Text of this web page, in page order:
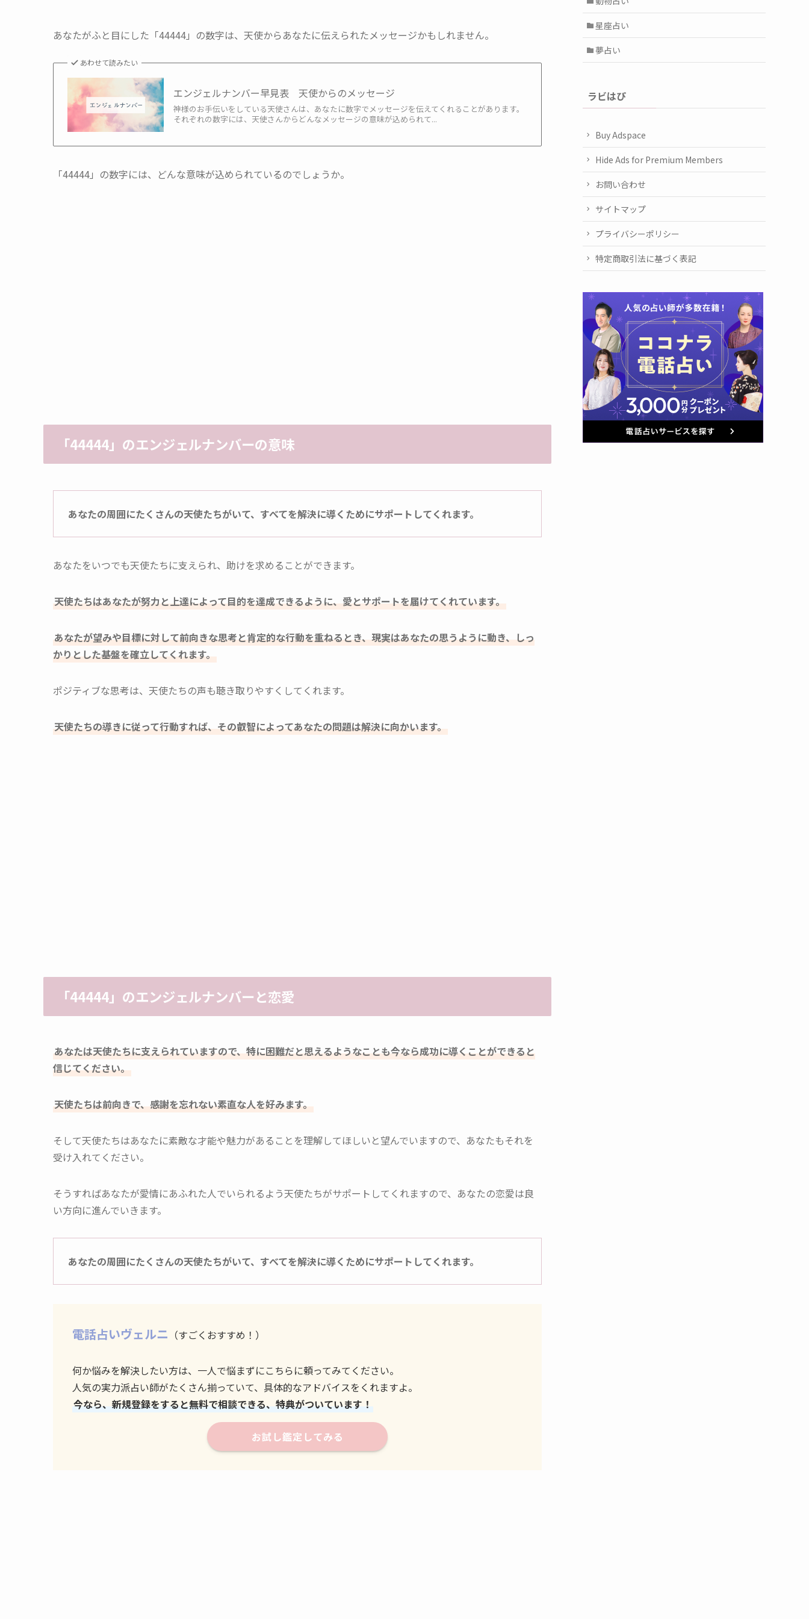
あなたがふと目にした「44444」の数字は、天使からあなたに伝えられたメッセージかもしれません。
あわせて読みたい
エンジェルナンバー早見表 天使からのメッセージ
神様のお手伝いをしている天使さんは、あなたに数字でメッセージを伝えてくれることがあります。
それぞれの数字には、天使さんからどんなメッセージの意味が込められて...
「44444」の数字には、どんな意味が込められているのでしょうか。
「44444」のエンジェルナンバーの意味
あなたの周囲にたくさんの天使たちがいて、すべてを解決に導くためにサポートしてくれます。
あなたをいつでも天使たちに支えられ、助けを求めることができます。
天使たちはあなたが努力と上達によって目的を達成できるように、愛とサポートを届けてくれています。
あなたが望みや目標に対して前向きな思考と肯定的な行動を重ねるとき、現実はあなたの思うように動き、しっ
かりとした基盤を確立してくれます。
ポジティブな思考は、天使たちの声も聴き取りやすくしてくれます。
天使たちの導きに従って行動すれば、その叡智によってあなたの問題は解決に向かいます。
「44444」のエンジェルナンバーと恋愛
あなたは天使たちに支えられていますので、特に困難だと思えるようなことも今なら成功に導くことができると
信じてください。
天使たちは前向きで、感謝を忘れない素直な人を好みます。
そして天使たちはあなたに素敵な才能や魅力があることを理解してほしいと望んでいますので、あなたもそれを
受け入れてください。
そうすればあなたが愛情にあふれた人でいられるよう天使たちがサポートしてくれますので、あなたの恋愛は良
い方向に進んでいきます。
あなたの周囲にたくさんの天使たちがいて、すべてを解決に導くためにサポートしてくれます。
電話占いヴェルニ （すごくおすすめ！）
何か悩みを解決したい方は、一人で悩まずにこちらに頼ってみてください。
人気の実力派占い師がたくさん揃っていて、具体的なアドバイスをくれますよ。
今なら、新規登録をすると無料で相談できる、特典がついています！
お試し鑑定してみる
星座占い
夢占い
ラビはぴ
Buy Adspace
Hide Ads for Premium Members
お問い合わせ
サイトマップ
プライバシーポリシー
特定商取引法に基づく表記